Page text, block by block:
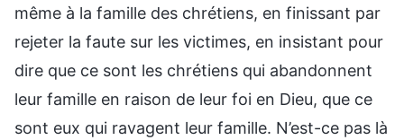
même à la famille des chrétiens, en finissant par
rejeter la faute sur les victimes, en insistant pour
dire que ce sont les chrétiens qui abandonnent
leur famille en raison de leur foi en Dieu, que ce
sont eux qui ravagent leur famille. N’est-ce pas là